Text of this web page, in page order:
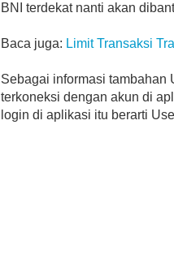
BNI terdekat nanti akan
Baca juga: Limit Transaksi
Sebagai informasi tambahan
terkoneksi dengan akun di
login di aplikasi itu berarti